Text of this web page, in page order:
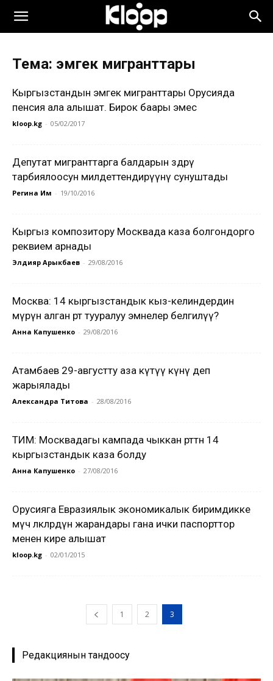
Тема: эмгек мигранттары
Кыргызстандын эмгек мигранттары Орусияда
пенсия ала алышат. Бирок баары эмес
kloop.kg - 05/02/2017
Депутат мигранттарга балдарын өздөрү
тарбиялоосун милдеттендирүүнү сунуштады
Регина Им - 19/10/2016
Кыргыз композитору Москвада каза болгондорго
реквием арнады
Элдияр Арыкбаев - 29/08/2016
Москва: 14 кыргызстандык кыз-келиндердин
өмүрүн алган өрт тууралуу эмнелер белгилүү?
Анна Капушенко - 29/08/2016
Атамбаев 29-августту аза күтүү күнү деп
жарыялады
Александра Титова - 28/08/2016
ТИМ: Москвадагы кампада чыккан өрттөн 14
кыргызстандык каза болду
Анна Капушенко - 27/08/2016
Орусияга Евразиялык экономикалык биримдикке
мүчө өлкөлөрдүн жарандары гана ички паспорттор
менен кире алышат
kloop.kg - 02/01/2015
1 2 3
Редакциянын тандоосу